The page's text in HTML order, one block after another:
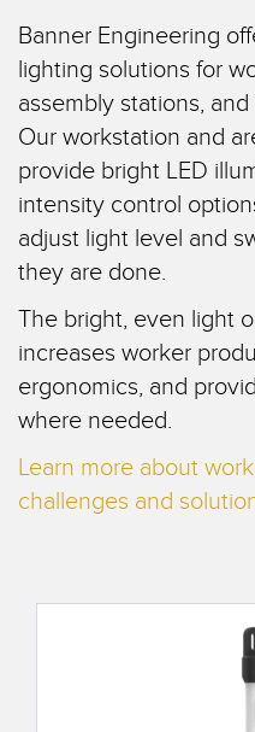
센서
광전 센서
레이저 거리 측정
3D 비행 시간(ToF)
초음파 센서
광섬유 증폭기
광섬유
슬롯, 라벨, 영역 감지 센서
Condition Monitoring Sensors
Overall Equipment
기계 모니터링/전체 장비 효율
공장 커뮤니케이션
부품, 정비 또는 팔레트 픽업 요
선행 에지 감지
예측 및 예방적 유지보수용 상
예측 유지보수
예측 유지보수
탱크 수위 모니터링
Banner Engineering
lighting solutions for
assembly stations,
Our workstation and
provide bright LED
intensity control
adjust light level and
they are done.
The bright, even light
increases worker
ergonomics, and
where needed.
Learn more about
challenges and